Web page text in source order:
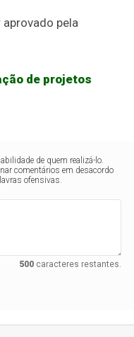
pela
de projetos
de quem realizá-lo.
comentários em desacordo
ofensivas.
500caracteres restantes.